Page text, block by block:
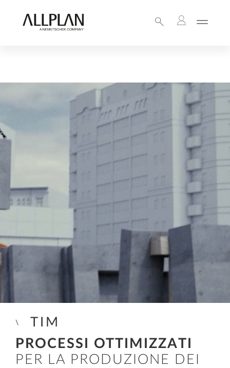
TIM
PROCESSI OTTIMIZZATI
PER LA PRODUZIONE DEI